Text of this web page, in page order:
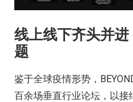
线上线下齐头并
题
鉴于全球疫情形势，
百余场垂直行业论坛，以接